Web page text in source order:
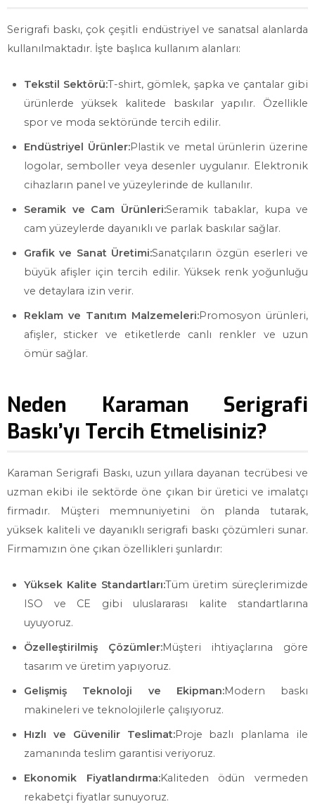
Serigrafi baskı, çok çeşitli endüstriyel ve sanatsal alanlarda
kullanılmaktadır. İşte başlıca kullanım alanları:
Tekstil Sektörü:T-shirt, gömlek, şapka ve çantalar gibi
ürünlerde yüksek kalitede baskılar yapılır. Özellikle
spor ve moda sektöründe tercih edilir.
Endüstriyel Ürünler:Plastik ve metal ürünlerin üzerine
logolar, semboller veya desenler uygulanır. Elektronik
cihazların panel ve yüzeylerinde de kullanılır.
Seramik ve Cam Ürünleri:Seramik tabaklar, kupa ve
cam yüzeylerde dayanıklı ve parlak baskılar sağlar.
Grafik ve Sanat Üretimi:Sanatçıların özgün eserleri ve
büyük afişler için tercih edilir. Yüksek renk yoğunluğu
ve detaylara izin verir.
Reklam ve Tanıtım Malzemeleri:Promosyon ürünleri,
afişler, sticker ve etiketlerde canlı renkler ve uzun
ömür sağlar.
Neden Karaman Serigrafi
Baskı’yı Tercih Etmelisiniz?
Karaman Serigrafi Baskı, uzun yıllara dayanan tecrübesi ve
uzman ekibi ile sektörde öne çıkan bir üretici ve imalatçı
firmadır. Müşteri memnuniyetini ön planda tutarak,
yüksek kaliteli ve dayanıklı serigrafi baskı çözümleri sunar.
Firmamızın öne çıkan özellikleri şunlardır:
Yüksek Kalite Standartları:Tüm üretim süreçlerimizde
ISO ve CE gibi uluslararası kalite standartlarına
uyuyoruz.
Özelleştirilmiş Çözümler:Müşteri ihtiyaçlarına göre
tasarım ve üretim yapıyoruz.
Gelişmiş Teknoloji ve Ekipman:Modern baskı
makineleri ve teknolojilerle çalışıyoruz.
Hızlı ve Güvenilir Teslimat:Proje bazlı planlama ile
zamanında teslim garantisi veriyoruz.
Ekonomik Fiyatlandırma:Kaliteden ödün vermeden
rekabetçi fiyatlar sunuyoruz.